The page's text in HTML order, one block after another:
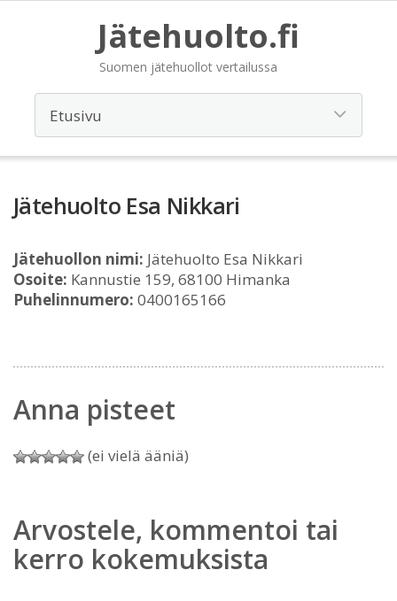
Jätehuolto.fi
Suomen jätehuollot vertailussa
Jätehuolto Esa Nikkari
Jätehuollon nimi: Jätehuolto Esa Nikkari
Osoite: Kannustie 159, 68100 Himanka
Puhelinnumero: 0400165166
Anna pisteet
(ei vielä ääniä)
Arvostele, kommentoi tai
kerro kokemuksista